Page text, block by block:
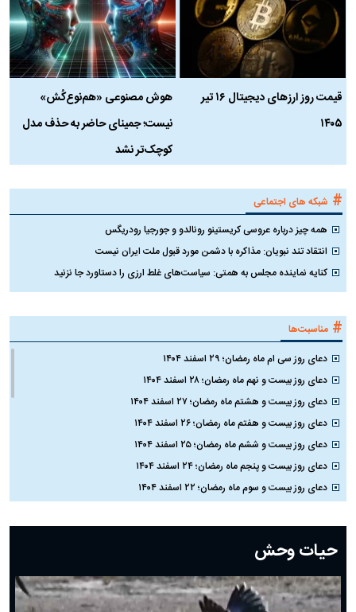
قیمت روز ارز‌های دیجیتال ۱۶ تیر
۱۴۰۵
هوش مصنوعی «هم‌نوع‌کُش»
نیست؛ جمینای حاضر به حذف مدل
کوچک‌تر نشد
# شبکه های اجتماعی
همه چیز درباره عروسی کریستینو رونالدو و جورجیا رودریگس
انتقاد تند نبویان: مذاکره با دشمن مورد قبول ملت ایران نیست
کنایه نماینده مجلس به همتی: سیاست‌های غلط ارزی را دستاورد جا نزنید
# مناسبت‌ها
دعای روز سی ام ماه رمضان؛ ۲۹ اسفند ۱۴۰۴
دعای روز بیست و نهم ماه رمضان؛ ۲۸ اسفند ۱۴۰۴
دعای روز بیست و هشتم ماه رمضان؛ ۲۷ اسفند ۱۴۰۴
دعای روز بیست و هفتم ماه رمضان؛ ۲۶ اسفند ۱۴۰۴
دعای روز بیست و ششم ماه رمضان؛ ۲۵ اسفند ۱۴۰۴
دعای روز بیست و پنجم ماه رمضان؛ ۲۴ اسفند ۱۴۰۴
دعای روز بیست و سوم ماه رمضان؛ ۲۲ اسفند ۱۴۰۴
دعای روز بیستم ماه رمضان؛ ۱۹ اسفند ۱۴۰۴
دعای روز هشتم ماه مبارک رمضان؛ ۷ اسفند ماه ۱۴۰۴
دعای روز هفتم ماه رمضان؛ ۶ اسفند ۱۴۰۴
دعای روز ششم ماه رمضان؛ ۵ اسفند ۱۴۰۴
حیات وحش